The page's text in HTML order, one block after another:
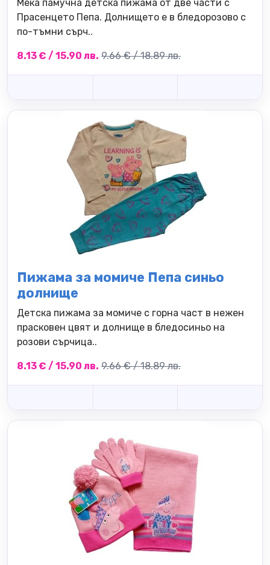
Мека памучна детска пижама от две части с
Прасенцето Пепа. Долнището е в бледорозово с
по-тъмни сърч..
8.13 € / 15.90 лв. 9.66 € / 18.89 лв.
Пижама за момиче Пепа синьо
долнище
Детска пижама за момиче с горна част в нежен
прасковен цвят и долнище в бледосиньо на
розови сърчица..
8.13 € / 15.90 лв. 9.66 € / 18.89 лв.